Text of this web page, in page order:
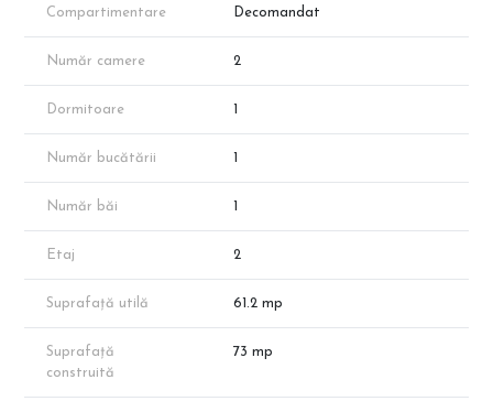
– Cameră de zi + bucătărie open-space: 31,30 mp
– Dormitor: 13,15 mp
– Baie: 4,80 mp
– Balcon: 8,55 mp
– Suprafață utilă: 52,65 mp
– Suprafață totală: 61,20 mp
– Încălzire în pardoseală
– WC încastrat Geberit
– Utilități complete
– Finisaje la alegere
💶 Prețuri în funcție de avans:
Compartimentare Decomandat
Număr camere 2
Dormitoare 1
Număr bucătării 1
Număr băi 1
Etaj 2
Suprafață utilă 61.2 mp
Suprafață
construită
73 mp